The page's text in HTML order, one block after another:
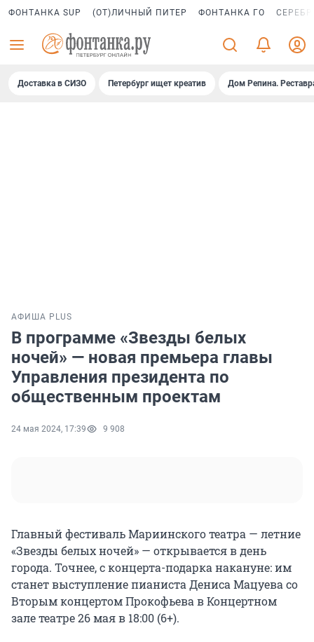
ФОНТАНКА SUP (ОТ)ЛИЧНЫЙ ПИТЕР ФОНТАНКА ГО
Доставка в СИЗО Петербург ищет креатив Дом Репина.
АФИША PLUS
В программе «Звезды белых
ночей» — новая премьера главы
Управления президента по
общественным проектам
24 мая 2024, 17:39 9 908
Главный фестиваль Мариинского театра — летние
«Звезды белых ночей» — открывается в день
города. Точнее, с концерта-подарка накануне: им
станет выступление пианиста Дениса Мацуева со
Вторым концертом Прокофьева в Концертном
зале театре 26 мая в 18:00 (6+).